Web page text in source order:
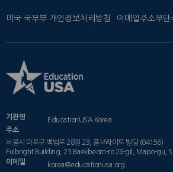
미국 국무부 개인정보처리방침 이메일주소무단
기관명
EducationUSA Korea
주소
서울시 마포구 백범로 28길 23, 풀브라이트 빌딩 (04156)
Fulbright Building, 23 Baekbeom-ro 28-gil, Mapo-gu,
이메일
korea@educationusa.org